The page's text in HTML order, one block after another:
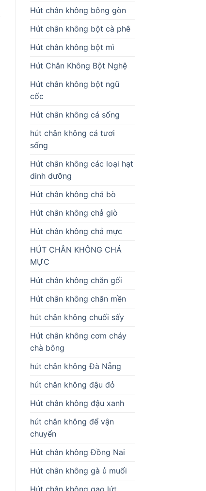
Hút chân không bông gòn
Hút chân không bột cà phê
Hút chân không bột mì
Hút Chân Không Bột Nghệ
Hút chân không bột ngũ
cốc
Hút chân không cá sống
hút chân không cá tươi
sống
Hút chân không các loại hạt
dinh dưỡng
Hút chân không chả bò
Hút chân không chả giò
Hút chân không chả mực
HÚT CHÂN KHÔNG CHẢ
MỰC
Hút chân không chăn gối
Hút chân không chăn mền
hút chân không chuối sấy
Hút chân không cơm cháy
chà bông
hút chân không Đà Nẵng
hút chân không đậu đỏ
Hút chân không đậu xanh
hút chân không để vận
chuyển
Hút chân không Đồng Nai
Hút chân không gà ủ muối
Hút chân không gạo lứt